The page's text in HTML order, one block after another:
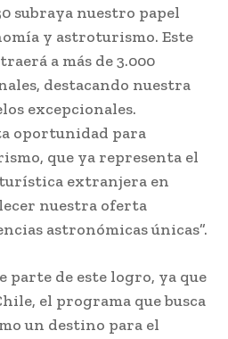
subraya nuestro papel
y astroturismo. Este
a más de 3.000
destacando nuestra
excepcionales.
oportunidad para
que ya representa el
turística extranjera en
nuestra oferta
astronómicas únicas”.
parte de este logro, ya que
el programa que busca
un destino para el